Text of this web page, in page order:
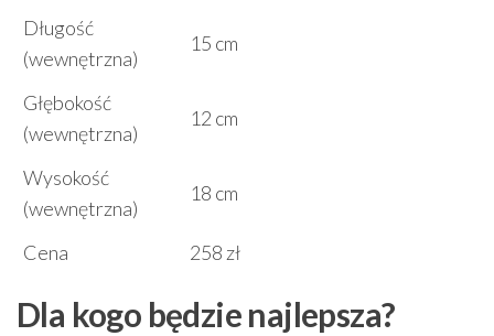
Długość
(wewnętrzna)
15 cm
Głębokość
(wewnętrzna)
12 cm
Wysokość
(wewnętrzna)
18 cm
Cena 258 zł
Dla kogo będzie najlepsza?